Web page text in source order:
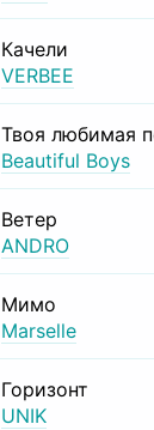
Качели
VERBEE
Твоя любимая
Beautiful Boys
Ветер
ANDRO
Мимо
Marselle
Горизонт
UNIK